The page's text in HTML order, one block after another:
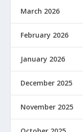
March 2026
February 2026
January 2026
December 2025
November 2025